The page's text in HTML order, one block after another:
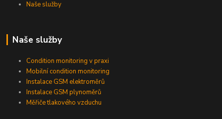
Naše služby
Naše služby
Condition monitoring v praxi
Mobilní condition monitoring
Instalace GSM elektroměrů
Instalace GSM plynoměrů
Měřiče tlakového vzduchu